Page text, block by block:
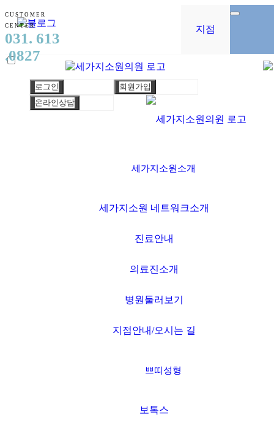
CUSTOMER
CENTER
031. 613
.0827
지점
로그인
회원가입
온라인상담
세가지소원소개
세가지소원 네트워크소개
진료안내
의료진소개
병원둘러보기
지점안내/오시는 길
쁘띠성형
보톡스